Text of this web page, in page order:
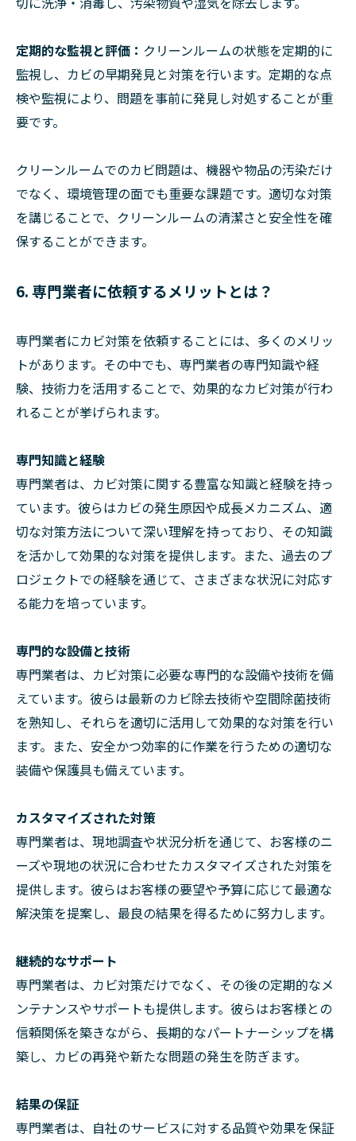
定期的な監視と評価： クリーンルームの状態を定期的に
監視し、カビの早期発見と対策を行います。定期的な点
検や監視により、問題を事前に発見し対処することが重
要です。
クリーンルームでのカビ問題は、機器や物品の汚染だけ
でなく、環境管理の面でも重要な課題です。適切な対策
を講じることで、クリーンルームの清潔さと安全性を確
保することができます。
6. 専門業者に依頼するメリットとは？
専門業者にカビ対策を依頼することには、多くのメリッ
トがあります。その中でも、専門業者の専門知識や経
験、技術力を活用することで、効果的なカビ対策が行わ
れることが挙げられます。
専門知識と経験
専門業者は、カビ対策に関する豊富な知識と経験を持っ
ています。彼らはカビの発生原因や成長メカニズム、適
切な対策方法について深い理解を持っており、その知識
を活かして効果的な対策を提供します。また、過去のプ
ロジェクトでの経験を通じて、さまざまな状況に対応す
る能力を培っています。
専門的な設備と技術
専門業者は、カビ対策に必要な専門的な設備や技術を備
えています。彼らは最新のカビ除去技術や空間除菌技術
を熟知し、それらを適切に活用して効果的な対策を行い
ます。また、安全かつ効率的に作業を行うための適切な
装備や保護具も備えています。
カスタマイズされた対策
専門業者は、現地調査や状況分析を通じて、お客様のニ
ーズや現地の状況に合わせたカスタマイズされた対策を
提供します。彼らはお客様の要望や予算に応じて最適な
解決策を提案し、最良の結果を得るために努力します。
継続的なサポート
専門業者は、カビ対策だけでなく、その後の定期的なメ
ンテナンスやサポートも提供します。彼らはお客様との
信頼関係を築きながら、長期的なパートナーシップを構
築し、カビの再発や新たな問題の発生を防ぎます。
結果の保証
専門業者は、自社のサービスに対する品質や効果を保証